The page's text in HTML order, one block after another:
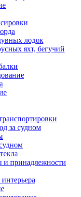
лодок
яхт, бегучий
за судном
и принадлежности